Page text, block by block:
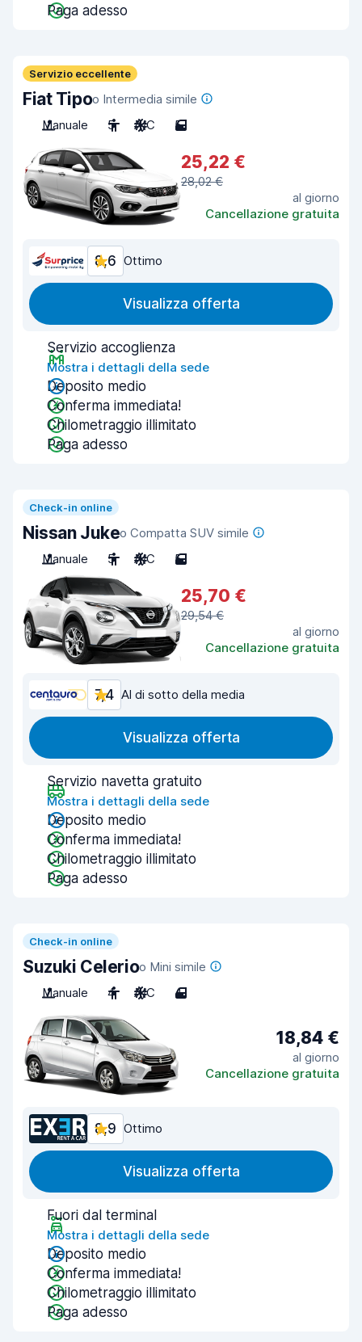
Paga adesso
Servizio eccellente
Fiat Tipoo Intermedia simile
Manuale
5 A/C 5
25,22 €
28,02 €
al giorno
Cancellazione gratuita
8,6 Ottimo
Visualizza offerta
Servizio accoglienza
Mostra i dettagli della sede
Deposito medio
Conferma immediata!
Chilometraggio illimitato
Paga adesso
Check-in online
Nissan Jukeo Compatta SUV simile
Manuale
5 A/C 5
25,70 €
29,54 €
al giorno
Cancellazione gratuita
7,4 Al di sotto della media
Visualizza offerta
Servizio navetta gratuito
Mostra i dettagli della sede
Deposito medio
Conferma immediata!
Chilometraggio illimitato
Paga adesso
Check-in online
Suzuki Celerioo Mini simile
Manuale
4 A/C 4
18,84 €
al giorno
Cancellazione gratuita
8,9 Ottimo
Visualizza offerta
Fuori dal terminal
Mostra i dettagli della sede
Deposito medio
Conferma immediata!
Chilometraggio illimitato
Paga adesso